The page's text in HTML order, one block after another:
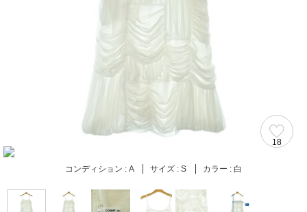
18
コンディション : A サイズ : S カラー : 白